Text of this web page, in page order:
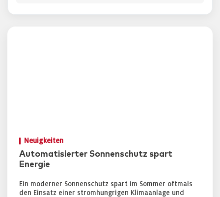
Neuigkeiten
Automatisierter Sonnenschutz spart
Energie
Ein moderner Sonnenschutz spart im Sommer oftmals
den Einsatz einer stromhungrigen Klimaanlage und